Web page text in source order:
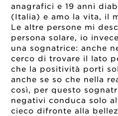
anagrafici e 19 anni
(Italia) e amo la vita, il
Le altre persone mi
persona solare, io
una sognatrice: anche
cerco di trovare il lato
che la positività porti
anche se so che nella
così, per questo
negativi conduca solo
cieco difronte alla